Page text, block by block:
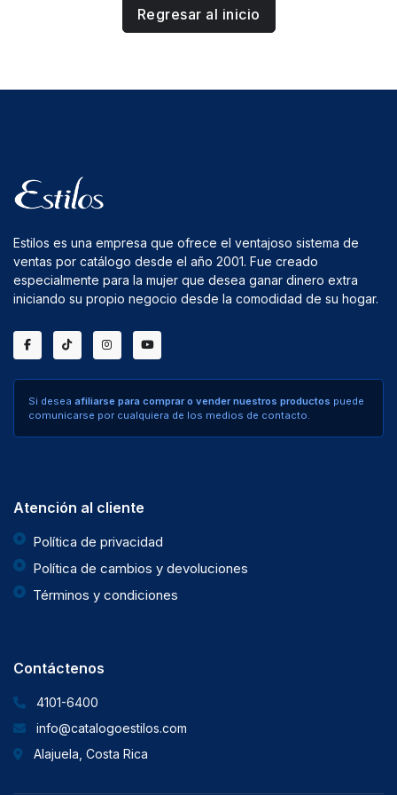
Regresar al inicio
Estilos es una empresa que ofrece el ventajoso sistema de
ventas por catálogo desde el año 2001. Fue creado
especialmente para la mujer que desea ganar dinero extra
iniciando su propio negocio desde la comodidad de su hogar.
Si desea afiliarse para comprar o vender nuestros productos puede
comunicarse por cualquiera de los medios de contacto.
Atención al cliente
Política de privacidad
Política de cambios y devoluciones
Términos y condiciones
Contáctenos
4101-6400
info@catalogoestilos.com
Alajuela, Costa Rica